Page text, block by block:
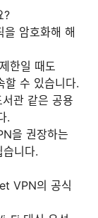
?
암호화해 해
한일 때도
할 수 있습니다.
관 같은 공용
.
을 권장하는
니다.
VPN의 공식